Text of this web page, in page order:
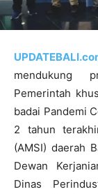
mendukung
Pemerintah
badai Pandemi
2 tahun
(AMSI) daerah
Dewan
Dinas